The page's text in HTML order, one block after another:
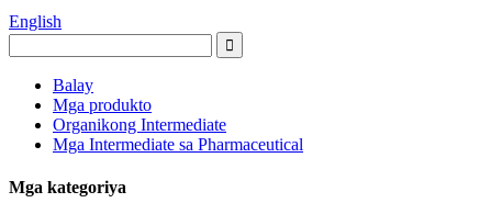
English
Balay
Mga produkto
Organikong Intermediate
Mga Intermediate sa Pharmaceutical
Mga kategoriya